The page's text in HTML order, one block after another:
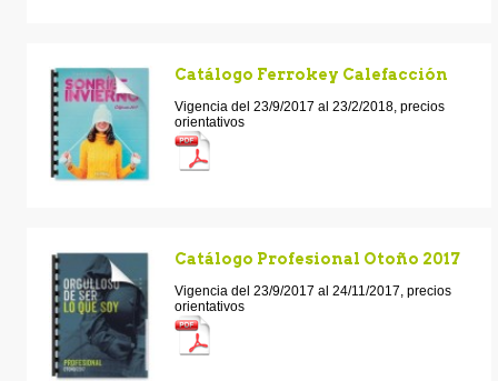
Catálogo Ferrokey Calefacción
Vigencia del 23/9/2017 al 23/2/2018, precios
orientativos
Catálogo Profesional Otoño 2017
Vigencia del 23/9/2017 al 24/11/2017, precios
orientativos